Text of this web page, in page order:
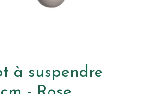
à suspendre